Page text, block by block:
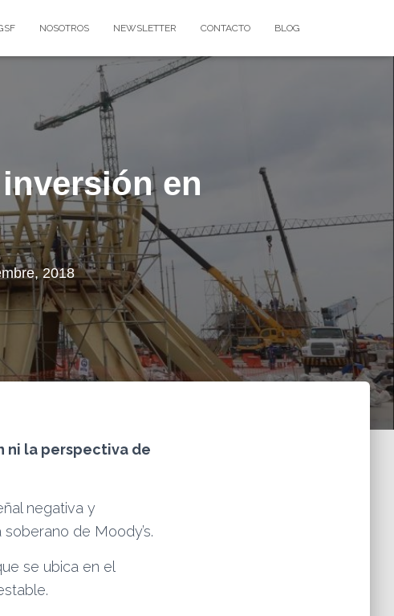
NOSOTROS NEWSLETTER CONTACTO BLOG
en
2018
ni la perspectiva de
negativa y
soberano de Moody’s.
se ubica en el